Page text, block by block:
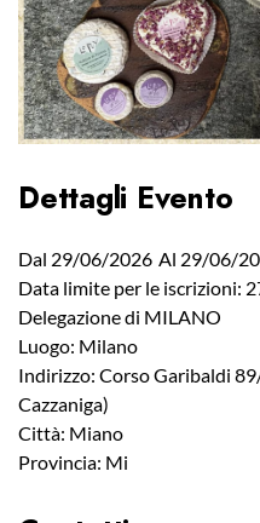
Dettagli Evento
Dal 29/06/2026 Al 29/06/
Data limite per le iscrizioni:
Delegazione di MILANO
Luogo: Milano
Indirizzo: Corso Garibaldi
Cazzaniga)
Città: Miano
Provincia: Mi